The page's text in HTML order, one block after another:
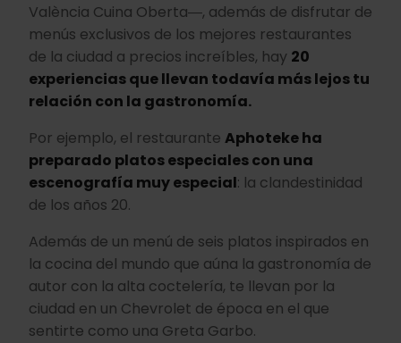
València Cuina Oberta―, además de disfrutar de
menús exclusivos de los mejores restaurantes
de la ciudad a precios increíbles, hay 20
experiencias que llevan todavía más lejos tu
relación con la gastronomía.
Por ejemplo, el restaurante Aphoteke ha
preparado platos especiales con una
escenografía muy especial: la clandestinidad
de los años 20.
Además de un menú de seis platos inspirados en
la cocina del mundo que aúna la gastronomía de
autor con la alta coctelería, te llevan por la
ciudad en un Chevrolet de época en el que
sentirte como una Greta Garbo.